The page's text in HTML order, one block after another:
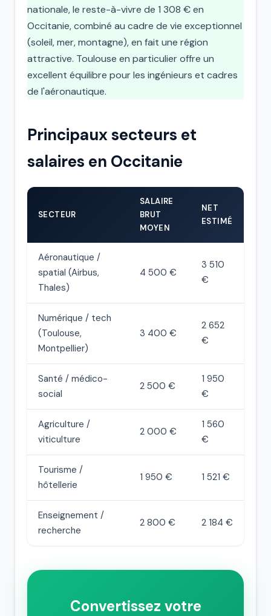
nationale, le reste-à-vivre de 1 308 € en
Occitanie, combiné au cadre de vie exceptionnel
(soleil, mer, montagne), en fait une région
attractive. Toulouse en particulier offre un
excellent équilibre pour les ingénieurs et cadres
de l'aéronautique.
Principaux secteurs et
salaires en Occitanie
SECTEUR
SALAIRE
BRUT
MOYEN
NET
ESTIMÉ
Aéronautique /
spatial (Airbus,
Thales)
4 500 €
3 510
€
Numérique / tech
(Toulouse,
Montpellier)
3 400 €
2 652
€
Santé / médico-
social
2 500 €
1 950
€
Agriculture /
viticulture
2 000 €
1 560
€
Tourisme /
hôtellerie
1 950 € 1 521 €
Enseignement /
recherche
2 800 € 2 184 €
Convertissez votre